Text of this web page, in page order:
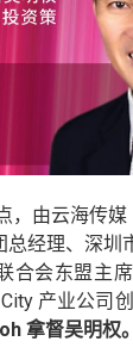
，由云海传
经理、深圳
合会东盟主席
产业公司
拿督吴明权。